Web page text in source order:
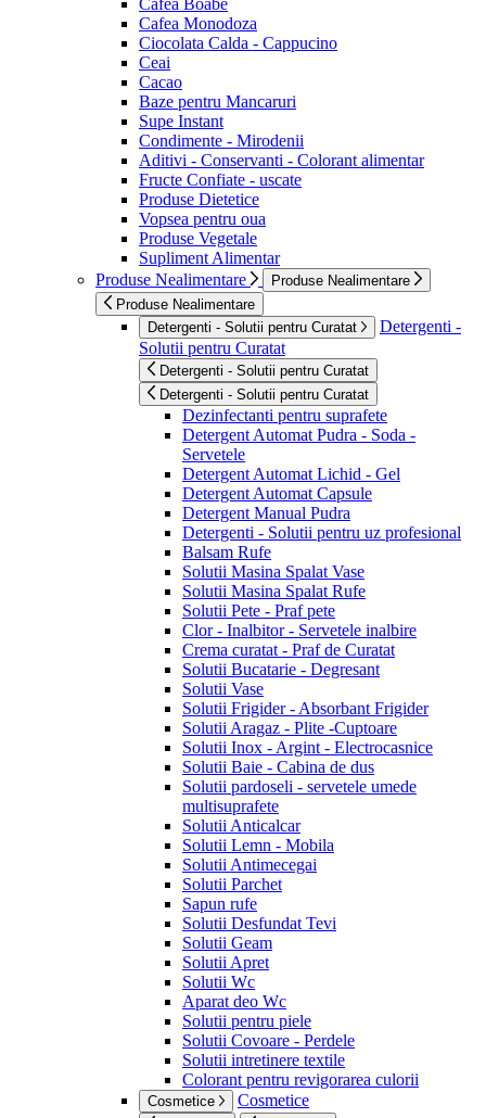
Cafea Monodoza
Ciocolata Calda - Cappucino
Ceai
Cacao
Baze pentru Mancaruri
Supe Instant
Condimente - Mirodenii
Aditivi - Conservanti - Colorant alimentar
Fructe Confiate - uscate
Produse Dietetice
Vopsea pentru oua
Produse Vegetale
Supliment Alimentar
Produse Nealimentare
Produse Nealimentare
Produse Nealimentare
Detergenti - Solutii pentru Curatat
Detergenti -
Solutii pentru Curatat
Detergenti - Solutii pentru Curatat
Detergenti - Solutii pentru Curatat
Dezinfectanti pentru suprafete
Detergent Automat Pudra - Soda -
Servetele
Detergent Automat Lichid - Gel
Detergent Automat Capsule
Detergent Manual Pudra
Detergenti - Solutii pentru uz profesional
Balsam Rufe
Solutii Masina Spalat Vase
Solutii Masina Spalat Rufe
Solutii Pete - Praf pete
Clor - Inalbitor - Servetele inalbire
Crema curatat - Praf de Curatat
Solutii Bucatarie - Degresant
Solutii Vase
Solutii Frigider - Absorbant Frigider
Solutii Aragaz - Plite -Cuptoare
Solutii Inox - Argint - Electrocasnice
Solutii Baie - Cabina de dus
Solutii pardoseli - servetele umede
multisuprafete
Solutii Anticalcar
Solutii Lemn - Mobila
Solutii Antimecegai
Solutii Parchet
Sapun rufe
Solutii Desfundat Tevi
Solutii Geam
Solutii Apret
Solutii Wc
Aparat deo Wc
Solutii pentru piele
Solutii Covoare - Perdele
Solutii intretinere textile
Colorant pentru revigorarea culorii
Cosmetice Cosmetice